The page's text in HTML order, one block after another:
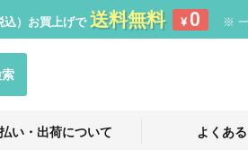
）お買上げで 送料無料 ¥ 0 ※
い・出荷について よくあ